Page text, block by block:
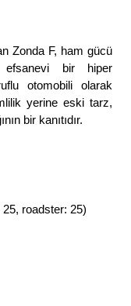
Zonda F, ham gücü
efsanevi bir hiper
otomobili olarak
yerine eski tarz,
bir kanıtıdır.
25, roadster: 25)